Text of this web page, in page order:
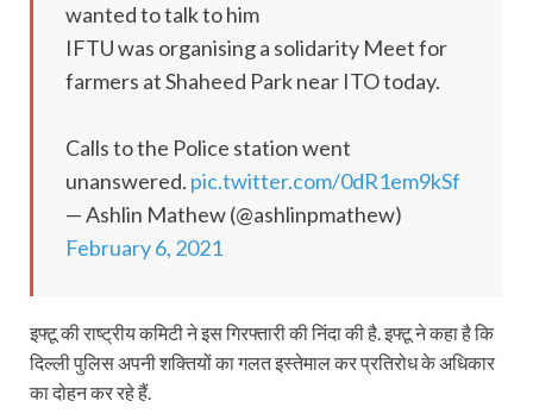
wanted to talk to him
IFTU was organising a solidarity Meet for
farmers at Shaheed Park near ITO today.
Calls to the Police station went
unanswered. pic.twitter.com/0dR1em9kSf
— Ashlin Mathew (@ashlinpmathew)
February 6, 2021
इफ्टू की राष्ट्रीय कमिटी ने इस गिरफ्तारी की निंदा की है. इफ्टू ने कहा है कि
दिल्ली पुलिस अपनी शक्तियों का गलत इस्तेमाल कर प्रतिरोध के अधिकार
का दोहन कर रहे हैं.